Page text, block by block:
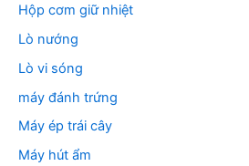
Hộp cơm giữ nhiệt
Lò nướng
Lò vi sóng
máy đánh trứng
Máy ép trái cây
Máy hút ẩm